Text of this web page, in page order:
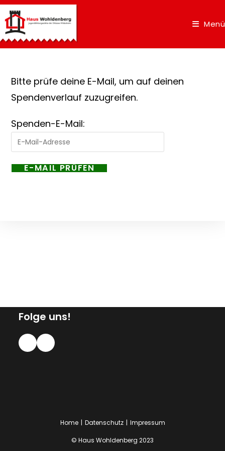
Menü
Bitte prüfe deine E-Mail, um auf deinen
Spendenverlauf zuzugreifen.
Spenden-E-Mail:
Folge uns!
Home Datenschutz Impressum
© Haus Wohldenberg 2023